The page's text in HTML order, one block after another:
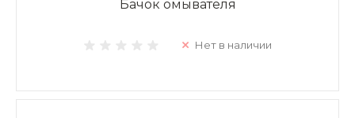
Бачок омывателя
Нет в наличии